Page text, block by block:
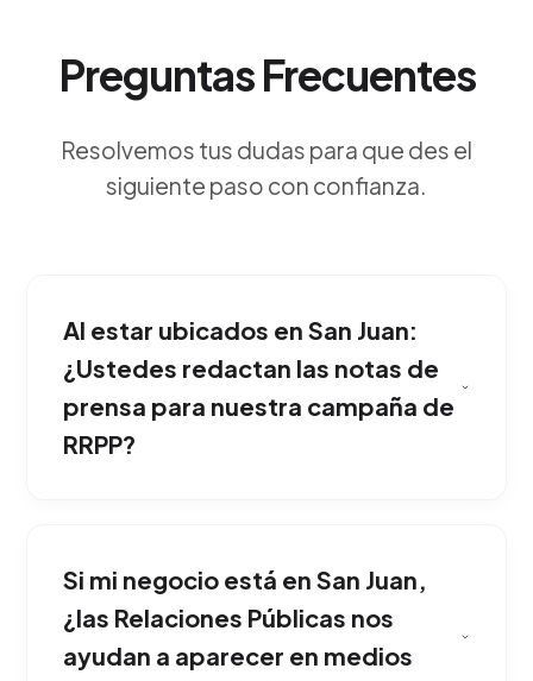
Preguntas Frecuentes
Resolvemos tus dudas para que des el
siguiente paso con confianza.
Al estar ubicados en San Juan:
¿Ustedes redactan las notas de
prensa para nuestra campaña de
RRPP?
marca, generas una autoridad que facilita
enormemente el cierre de negocios de alto
nivel. Es la mejor opción para competir
fuertemente dentro de San Juan.
Si mi negocio está en San Juan,
¿las Relaciones Públicas nos
ayudan a aparecer en medios